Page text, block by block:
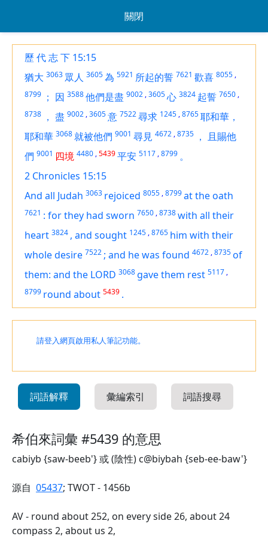
關閉
歷 代 志 下 15:15
猶大 3063 眾人 3605為 5921 所起的誓 7621 歡喜 8055 ,
8799 ； 因 3588他們是盡 9002 ,3605心 3824 起誓 7650 ,
8738 ， 盡 9002 ,3605意 7522尋求 1245 ,8765耶和華，
耶和華 3068就被他們 9001 尋見 4672 ,8735 ，
且賜他
們 9001 四境 4480 ,5439平安 5117 ,8799 。
2 Chronicles 15:15
And all Judah 3063 rejoiced 8055 ,8799at the oath
7621 : for they had sworn 7650 ,8738with all their
heart 3824 , and sought 1245 ,8765 him with their
whole desire 7522 ; and he was found 4672 ,8735of
them: and the LORD 3068 gave them rest 5117 ,
8799 round about 5439 .
請登入網頁啟用私人筆記功能。
詞語解釋 彙編索引 詞語搜尋
希伯來詞彙 #5439 的意思
cabiyb {saw-beeb'} 或 (陰性) c@biybah {seb-ee-baw'}
源自 05437; TWOT - 1456b
AV - round about 252, on every side 26, about 24
compass 2, about us 2,